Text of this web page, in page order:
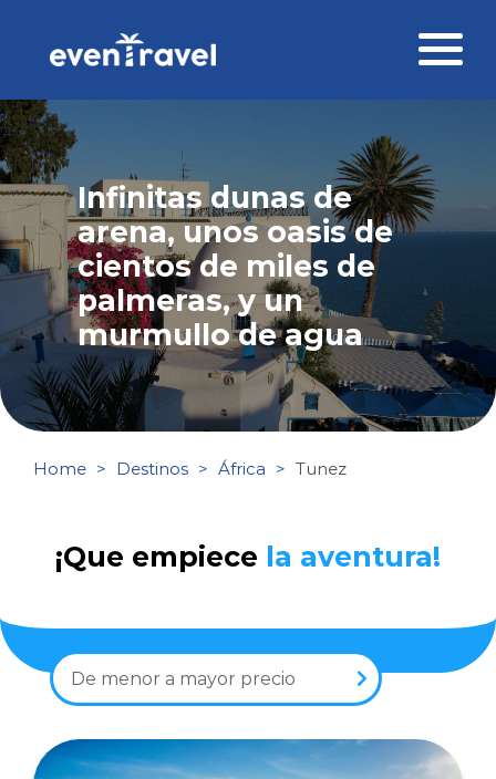
Perfil del viajero
Viajes corporativos
Ofertas
Blog
Contacto
Infinitas dunas de
arena, unos oasis de
cientos de miles de
palmeras, y un
murmullo de agua
Home Destinos África Tunez
¡Que empiece la aventura!
De menor a mayor precio